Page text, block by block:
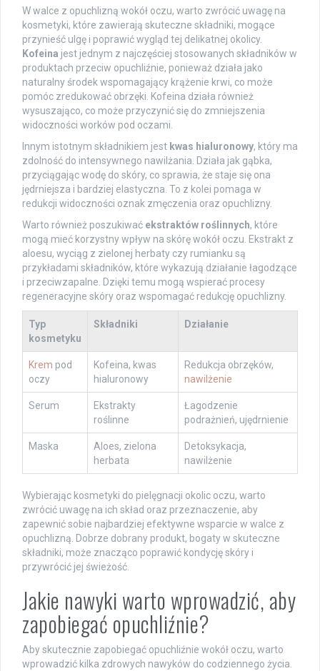
W walce z opuchlizną wokół oczu, warto zwrócić uwagę na
kosmetyki, które zawierają skuteczne składniki, mogące
przynieść ulgę i poprawić wygląd tej delikatnej okolicy.
Kofeina jest jednym z najczęściej stosowanych składników w
produktach przeciw opuchliźnie, ponieważ działa jako
naturalny środek wspomagający krążenie krwi, co może
pomóc zredukować obrzęki. Kofeina działa również
wysuszająco, co może przyczynić się do zmniejszenia
widoczności worków pod oczami.
Innym istotnym składnikiem jest kwas hialuronowy, który ma
zdolność do intensywnego nawilżania. Działa jak gąbka,
przyciągając wodę do skóry, co sprawia, że staje się ona
jędrniejsza i bardziej elastyczna. To z kolei pomaga w
redukcji widoczności oznak zmęczenia oraz opuchlizny.
Warto również poszukiwać ekstraktów roślinnych, które
mogą mieć korzystny wpływ na skórę wokół oczu. Ekstrakt z
aloesu, wyciąg z zielonej herbaty czy rumianku są
przykładami składników, które wykazują działanie łagodzące
i przeciwzapalne. Dzięki temu mogą wspierać procesy
regeneracyjne skóry oraz wspomagać redukcję opuchlizny.
Typ
kosmetyku
Składniki Działanie
Krem pod
oczy
Kofeina, kwas
hialuronowy
Redukcja obrzęków,
nawilżenie
Serum
Ekstrakty
roślinne
Łagodzenie
podrażnień, ujędrnienie
Maska
Aloes, zielona
herbata
Detoksykacja,
nawilżenie
Wybierając kosmetyki do pielęgnacji okolic oczu, warto
zwrócić uwagę na ich skład oraz przeznaczenie, aby
zapewnić sobie najbardziej efektywne wsparcie w walce z
opuchlizną. Dobrze dobrany produkt, bogaty w skuteczne
składniki, może znacząco poprawić kondycję skóry i
przywrócić jej świeżość.
Jakie nawyki warto wprowadzić, aby
zapobiegać opuchliźnie?
Aby skutecznie zapobiegać opuchliźnie wokół oczu, warto
wprowadzić kilka zdrowych nawyków do codziennego życia.